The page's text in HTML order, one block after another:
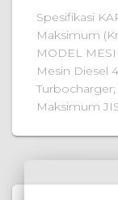
Spesifikasi
Maksimum
MODEL
Mesin Diesel
Maksimum